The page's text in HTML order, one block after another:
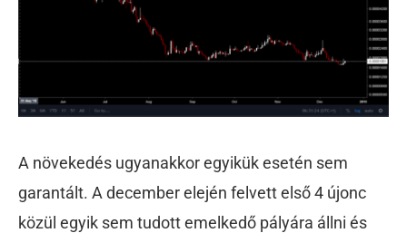
A növekedés ugyanakkor egyikük esetén sem
garantált. A december elején felvett első 4 újonc
közül egyik sem tudott emelkedő pályára állni és